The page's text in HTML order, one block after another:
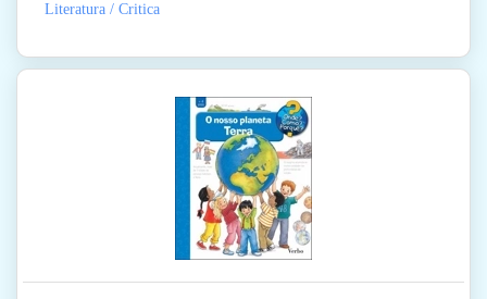
Literatura / Critica